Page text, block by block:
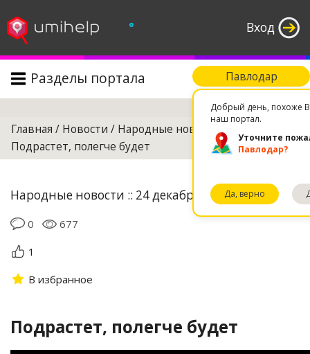
Вход
°
Павлодар
Добрый день, похоже
наш портал.
Уточните
Павлодар?
Да, верно
Разделы портала Поиск
Главная / Новости / Народные новости/
Подрастет, полегче будет
Народные новости :: 24 декабря 2018 00:58
0
677
1
В избранное
Подрастет, полегче будет